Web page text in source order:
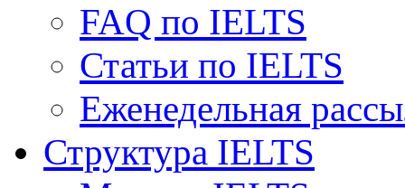
FAQ по IELTS
Статьи по IELTS
Еженедельная
Структура IELTS